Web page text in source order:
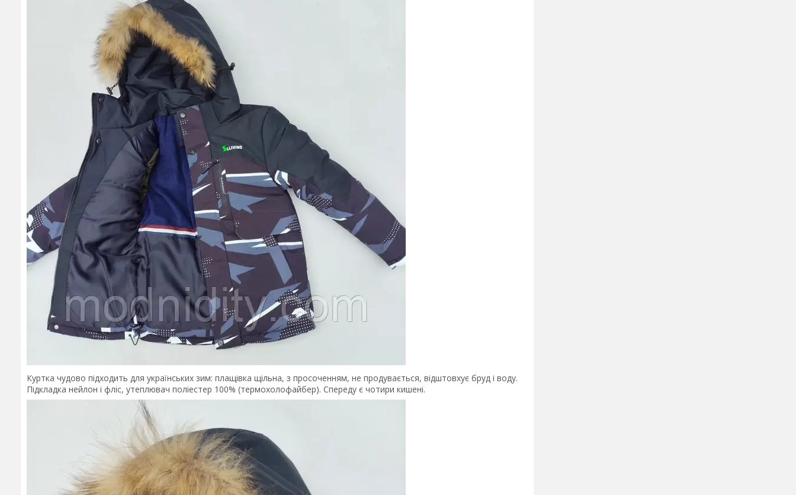
Куртка чудово підходить для українських зим: плащівка щільна, з просоченням, не продувається, відштовхує бруд і воду.
Підкладка нейлон і фліс, утеплювач поліестер 100% (термохолофайбер). Спереду є чотири кишені.